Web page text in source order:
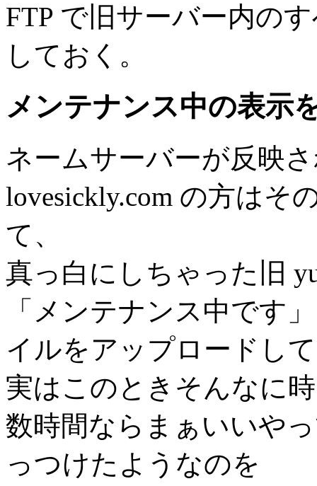
FTP で旧サーバー内の
しておく。
メンテナンス中の表示
ネームサーバーが反映
lovesickly.com の方はそ
て、
真っ白にしちゃった旧
「メンテナンス中です
イルをアップロードし
実はこのときそんなに
数時間ならまぁいいや
っつけたようなのを